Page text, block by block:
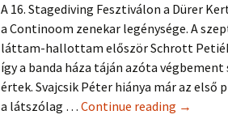
A 16. Stagediving Fesztiválon a Dürer
a Continoom zenekar legénysége. A
láttam-hallottam először Schrott
így a banda háza táján azóta
értek. Svajcsik Péter hiánya már az
a látszólag … Continue reading →